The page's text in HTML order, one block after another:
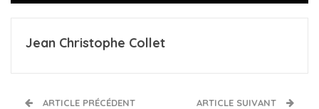
Jean Christophe Collet
ARTICLE PRÉCÉDENT ARTICLE SUIVANT